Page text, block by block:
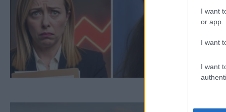
I want
or app.
I want
I want